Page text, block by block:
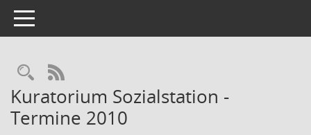
Toggle navigation
Rechercheauswahl
RSS-Feed
Kuratorium Sozialstation -
Termine 2010